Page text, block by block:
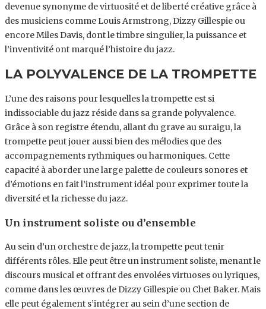
devenue synonyme de virtuosité et de liberté créative grâce à
des musiciens comme Louis Armstrong, Dizzy Gillespie ou
encore Miles Davis, dont le timbre singulier, la puissance et
l’inventivité ont marqué l’histoire du jazz.
LA POLYVALENCE DE LA TROMPETTE
L’une des raisons pour lesquelles la trompette est si
indissociable du jazz réside dans sa grande polyvalence.
Grâce à son registre étendu, allant du grave au suraigu, la
trompette peut jouer aussi bien des mélodies que des
accompagnements rythmiques ou harmoniques. Cette
capacité à aborder une large palette de couleurs sonores et
d’émotions en fait l’instrument idéal pour exprimer toute la
diversité et la richesse du jazz.
Un instrument soliste ou d’ensemble
Au sein d’un orchestre de jazz, la trompette peut tenir
différents rôles. Elle peut être un instrument soliste, menant le
discours musical et offrant des envolées virtuoses ou lyriques,
comme dans les œuvres de Dizzy Gillespie ou Chet Baker. Mais
elle peut également s’intégrer au sein d’une section de